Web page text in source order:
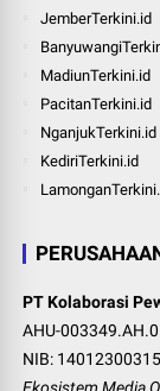
JemberTerkini.id
MadiunTerkini.id
PacitanTerkini.id
NganjukTerkini.id
KediriTerkini.id
PT Kolaborasi
AHU-
NIB:
Ekosistem Media